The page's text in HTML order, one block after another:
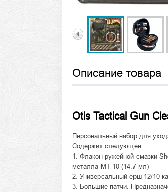
Описание товара
Otis Tactical Gun
Персональный набор для
Содержит следующее:
1. Флакон ружейной смазки
металла МТ-10 (14.7 мл)
2. Универсальный ерш 12/10
3. Большие патчи.